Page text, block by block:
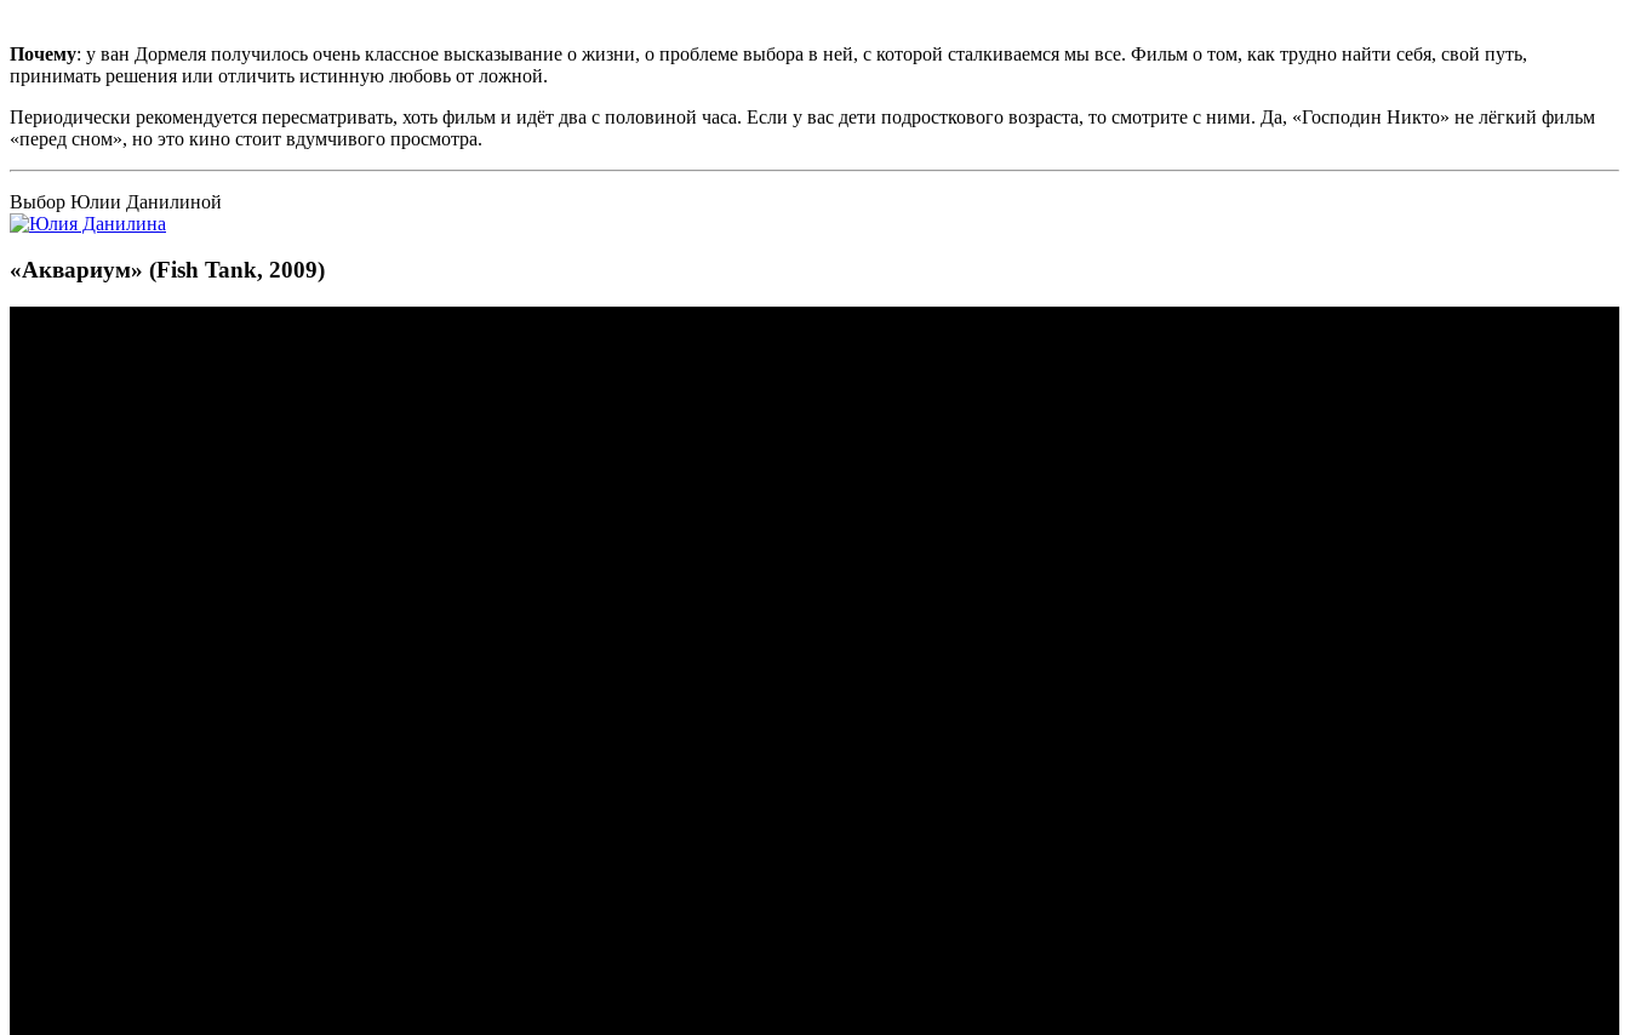
Почему: у ван Дормеля получилось очень классное высказывание о жизни, о проблеме выбора в ней, с которой сталкиваемся мы все. Фильм о том, как трудно найти себя, свой путь,
принимать решения или отличить истинную любовь от ложной.
Периодически рекомендуется пересматривать, хоть фильм и идёт два с половиной часа. Если у вас дети подросткового возраста, то смотрите с ними. Да, «Господин Никто» не лёгкий фильм
«перед сном», но это кино стоит вдумчивого просмотра.
Выбор Юлии Данилиной
«Аквариум» (Fish Tank, 2009)